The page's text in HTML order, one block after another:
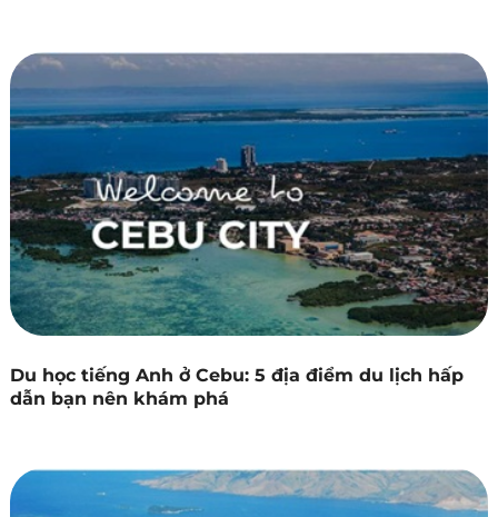
Du học tiếng Anh ở Cebu: 5 địa điểm du lịch hấp
dẫn bạn nên khám phá